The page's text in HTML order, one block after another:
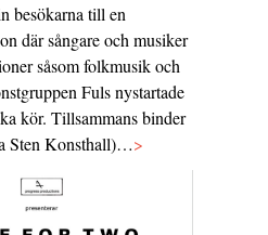
besökarna till en
där sångare och musiker
såsom folkmusik och
Fuls nystartade
kör. Tillsammans binder
Sten Konsthall)…>